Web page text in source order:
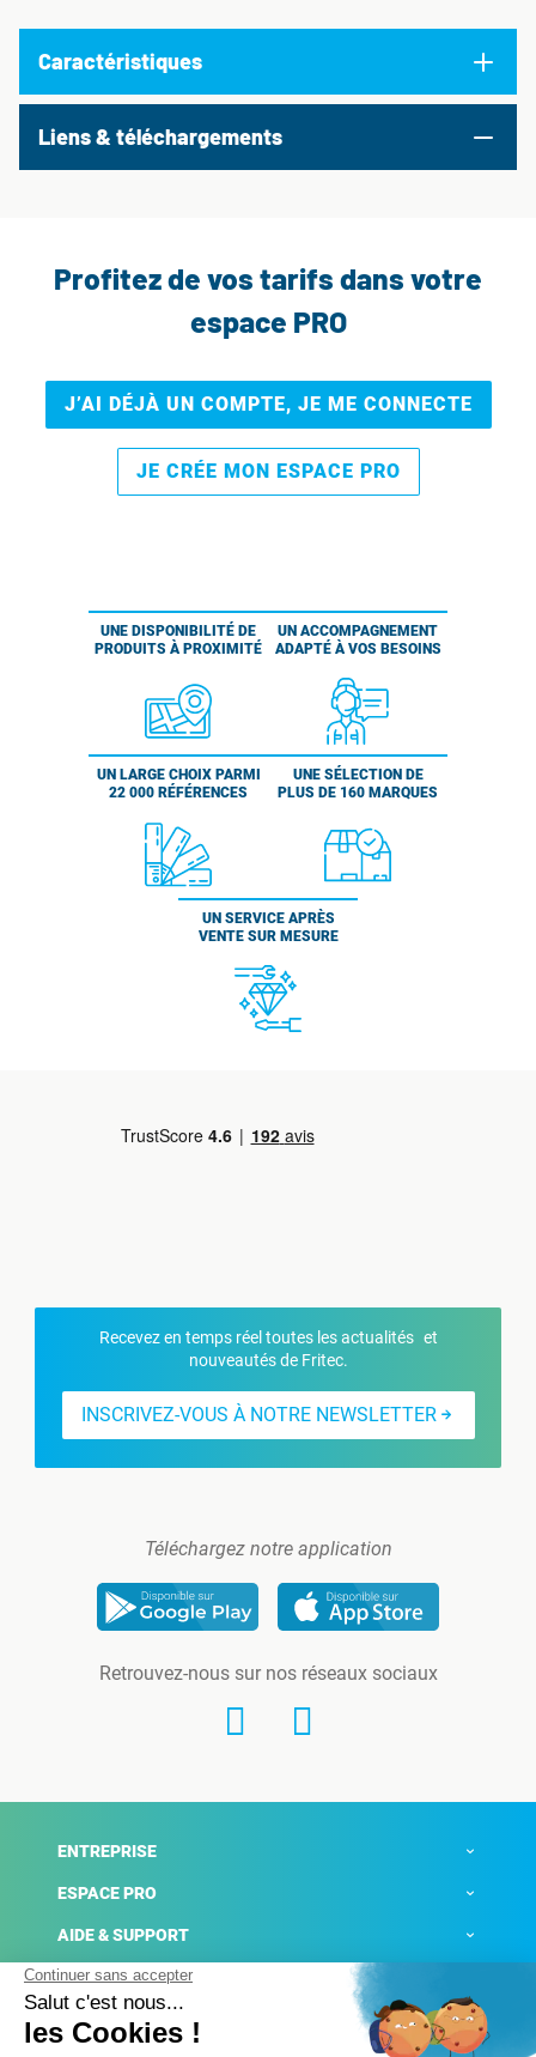
Caractéristiques
Liens & téléchargements
Profitez de vos tarifs dans votre
espace PRO
J’AI DÉJÀ UN COMPTE, JE ME CONNECTE
JE CRÉE MON ESPACE PRO
UNE DISPONIBILITÉ DE
PRODUITS À PROXIMITÉ
UN ACCOMPAGNEMENT
ADAPTÉ À VOS BESOINS
UN LARGE CHOIX PARMI
22 000 RÉFÉRENCES
UNE SÉLECTION DE
PLUS DE 160 MARQUES
UN SERVICE APRÈS
VENTE SUR MESURE
Recevez en temps réel toutes les actualités et
nouveautés de Fritec.
INSCRIVEZ-VOUS À NOTRE NEWSLETTER
Téléchargez notre application
Retrouvez-nous sur nos réseaux sociaux
ENTREPRISE
ESPACE PRO
AIDE & SUPPORT
ACTUALITÉS